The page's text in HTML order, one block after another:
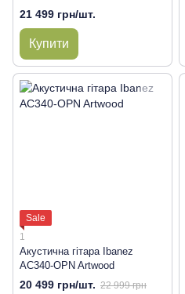
21 499 грн/шт.
Купити
Sale
1
Акустична гітара Ibanez
AC340-OPN Artwood
20 499 грн/шт. 22 999 грн